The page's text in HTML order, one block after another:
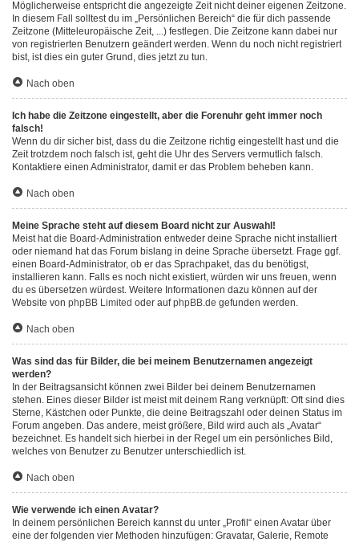
Möglicherweise entspricht die angezeigte Zeit nicht deiner eigenen Zeitzone.
In diesem Fall solltest du im „Persönlichen Bereich“ die für dich passende
Zeitzone (Mitteleuropäische Zeit, ...) festlegen. Die Zeitzone kann dabei nur
von registrierten Benutzern geändert werden. Wenn du noch nicht registriert
bist, ist dies ein guter Grund, dies jetzt zu tun.
Nach oben
Ich habe die Zeitzone eingestellt, aber die Forenuhr geht immer noch
falsch!
Wenn du dir sicher bist, dass du die Zeitzone richtig eingestellt hast und die
Zeit trotzdem noch falsch ist, geht die Uhr des Servers vermutlich falsch.
Kontaktiere einen Administrator, damit er das Problem beheben kann.
Nach oben
Meine Sprache steht auf diesem Board nicht zur Auswahl!
Meist hat die Board-Administration entweder deine Sprache nicht installiert
oder niemand hat das Forum bislang in deine Sprache übersetzt. Frage ggf.
einen Board-Administrator, ob er das Sprachpaket, das du benötigst,
installieren kann. Falls es noch nicht existiert, würden wir uns freuen, wenn
du es übersetzen würdest. Weitere Informationen dazu können auf der
Website von phpBB Limited oder aufphpBB.de gefunden werden.
Nach oben
Was sind das für Bilder, die bei meinem Benutzernamen angezeigt
werden?
In der Beitragsansicht können zwei Bilder bei deinem Benutzernamen
stehen. Eines dieser Bilder ist meist mit deinem Rang verknüpft: Oft sind dies
Sterne, Kästchen oder Punkte, die deine Beitragszahl oder deinen Status im
Forum angeben. Das andere, meist größere, Bild wird auch als „Avatar“
bezeichnet. Es handelt sich hierbei in der Regel um ein persönliches Bild,
welches von Benutzer zu Benutzer unterschiedlich ist.
Nach oben
Wie verwende ich einen Avatar?
In deinem persönlichen Bereich kannst du unter „Profil“ einen Avatar über
eine der folgenden vier Methoden hinzufügen: Gravatar, Galerie, Remote